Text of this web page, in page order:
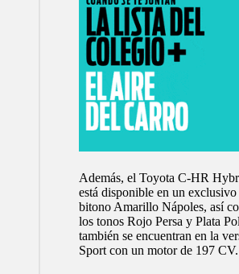
Además, el Toyota C-HR
está disponible en un
bitono Amarillo Nápoles, así
los tonos Rojo Persa y Plata
también se encuentran en la
Sport con un motor de 197 CV.